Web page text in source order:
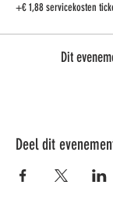
+€ 1,88 servicekosten
Dit
Deel dit